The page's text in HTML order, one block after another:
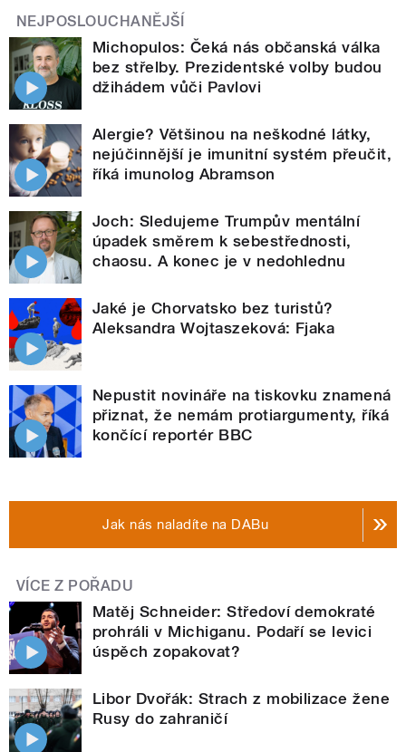
NEJPOSLOUCHANĚJŠÍ
Michopulos: Čeká nás občanská válka
bez střelby. Prezidentské volby budou
džihádem vůči Pavlovi
Alergie? Většinou na neškodné látky,
nejúčinnější je imunitní systém přeučit,
říká imunolog Abramson
Joch: Sledujeme Trumpův mentální
úpadek směrem k sebestřednosti,
chaosu. A konec je v nedohlednu
Jaké je Chorvatsko bez turistů?
Aleksandra Wojtaszeková: Fjaka
Nepustit novináře na tiskovku znamená
přiznat, že nemám protiargumenty, říká
končící reportér BBC
Jak nás naladíte na DABu
VÍCE Z POŘADU
Matěj Schneider: Středoví demokraté
prohráli v Michiganu. Podaří se levici
úspěch zopakovat?
Libor Dvořák: Strach z mobilizace žene
Rusy do zahraničí